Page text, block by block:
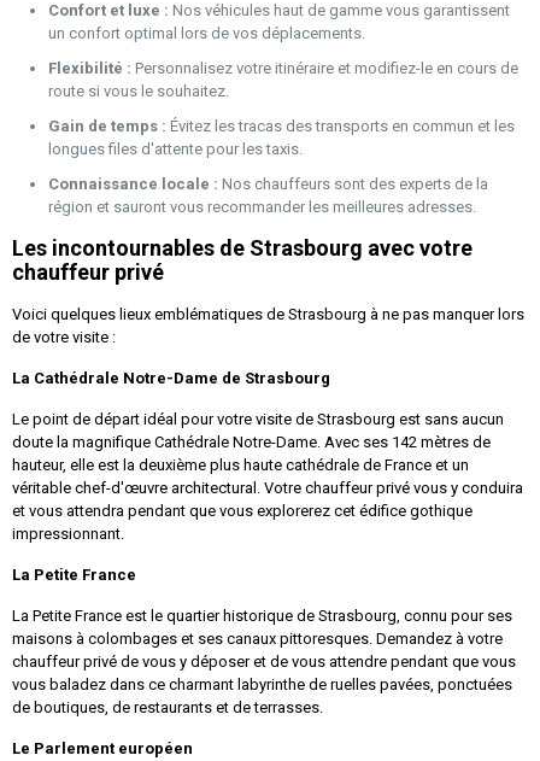
Confort et luxe : Nos véhicules haut de gamme vous garantissent
un confort optimal lors de vos déplacements.
Flexibilité : Personnalisez votre itinéraire et modifiez-le en cours de
route si vous le souhaitez.
Gain de temps : Évitez les tracas des transports en commun et les
longues files d'attente pour les taxis.
Connaissance locale : Nos chauffeurs sont des experts de la
région et sauront vous recommander les meilleures adresses.
Les incontournables de Strasbourg avec votre
chauffeur privé
Voici quelques lieux emblématiques de Strasbourg à ne pas manquer lors
de votre visite :
La Cathédrale Notre-Dame de Strasbourg
Le point de départ idéal pour votre visite de Strasbourg est sans aucun
doute la magnifique Cathédrale Notre-Dame. Avec ses 142 mètres de
hauteur, elle est la deuxième plus haute cathédrale de France et un
véritable chef-d'œuvre architectural. Votre chauffeur privé vous y conduira
et vous attendra pendant que vous explorerez cet édifice gothique
impressionnant.
La Petite France
La Petite France est le quartier historique de Strasbourg, connu pour ses
maisons à colombages et ses canaux pittoresques. Demandez à votre
chauffeur privé de vous y déposer et de vous attendre pendant que vous
vous baladez dans ce charmant labyrinthe de ruelles pavées, ponctuées
de boutiques, de restaurants et de terrasses.
Le Parlement européen